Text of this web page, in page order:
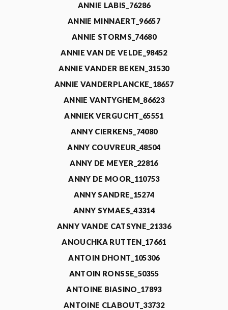
ANNIE LABIS_76286
ANNIE MINNAERT_96657
ANNIE STORMS_74680
ANNIE VAN DE VELDE_98452
ANNIE VANDER BEKEN_31530
ANNIE VANDERPLANCKE_18657
ANNIE VANTYGHEM_86623
ANNIEK VERGUCHT_65551
ANNY CIERKENS_74080
ANNY COUVREUR_48504
ANNY DE MEYER_22816
ANNY DE MOOR_110753
ANNY SANDRE_15274
ANNY SYMAES_43314
ANNY VANDE CATSYNE_21336
ANOUCHKA RUTTEN_17661
ANTOIN DHONT_105306
ANTOIN RONSSE_50355
ANTOINE BIASINO_17893
ANTOINE CLABOUT_33732